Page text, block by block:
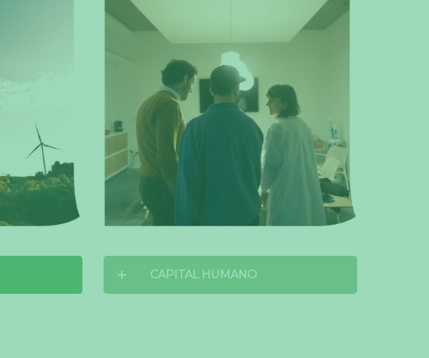
CAPITAL HUMANO